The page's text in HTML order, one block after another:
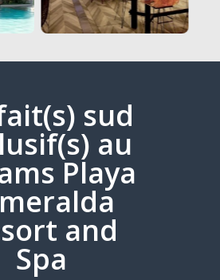
sud
au
Playa
and
Spa